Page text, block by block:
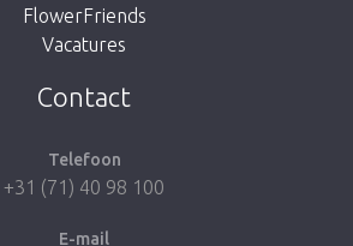
me naar de shop
FlowerFriends
Vacatures
Contact
Telefoon
+31 (71) 40 98 100
E-mail